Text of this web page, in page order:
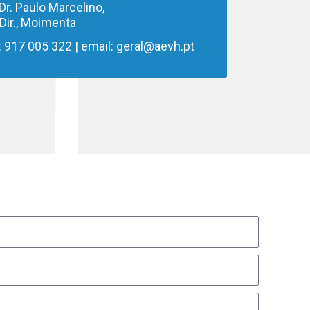
Paulo Marcelino,
Moimenta
005 322 | email: geral@aevh.pt
Paulo Marcelino,
Moimenta
005 322 | email: geral@aevh.pt